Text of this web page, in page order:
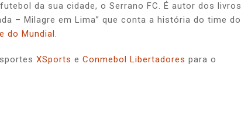
da sua cidade, o Serrano FC. É autor dos livros
– Milagre em Lima” que conta a história do time do
do Mundial.
XSports eConmebol Libertadores para o